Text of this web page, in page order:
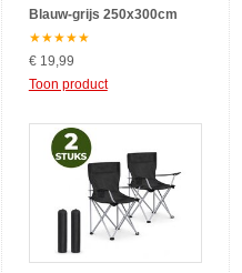
Blauw-grijs 250x300cm
★★★★★
€ 19,99
Toon product